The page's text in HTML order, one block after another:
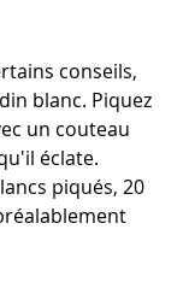
conseils,
blanc. Piquez
un couteau
éclate.
piqués, 20